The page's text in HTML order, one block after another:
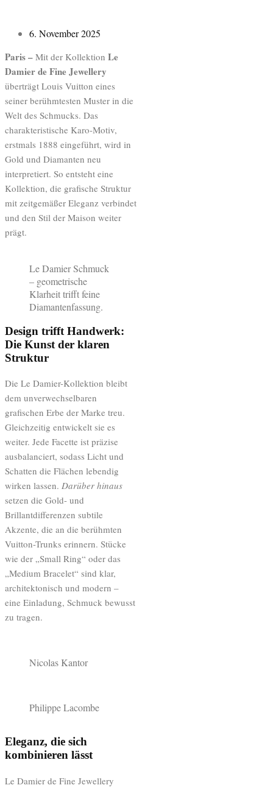
6. November 2025
Paris – Mit der Kollektion Le
Damier de Fine Jewellery
überträgt Louis Vuitton eines
seiner berühmtesten Muster in die
Welt des Schmucks. Das
charakteristische Karo-Motiv,
erstmals 1888 eingeführt, wird in
Gold und Diamanten neu
interpretiert. So entsteht eine
Kollektion, die grafische Struktur
mit zeitgemäßer Eleganz verbindet
und den Stil der Maison weiter
prägt.
Le Damier Schmuck
– geometrische
Klarheit trifft feine
Diamantenfassung.
Design trifft Handwerk:
Die Kunst der klaren
Struktur
Die Le Damier-Kollektion bleibt
dem unverwechselbaren
grafischen Erbe der Marke treu.
Gleichzeitig entwickelt sie es
weiter. Jede Facette ist präzise
ausbalanciert, sodass Licht und
Schatten die Flächen lebendig
wirken lassen. Darüber hinaus
setzen die Gold- und
Brillantdifferenzen subtile
Akzente, die an die berühmten
Vuitton-Trunks erinnern. Stücke
wie der „Small Ring“ oder das
„Medium Bracelet“ sind klar,
architektonisch und modern –
eine Einladung, Schmuck bewusst
zu tragen.
Nicolas Kantor
Philippe Lacombe
Eleganz, die sich
kombinieren lässt
Le Damier de Fine Jewellery